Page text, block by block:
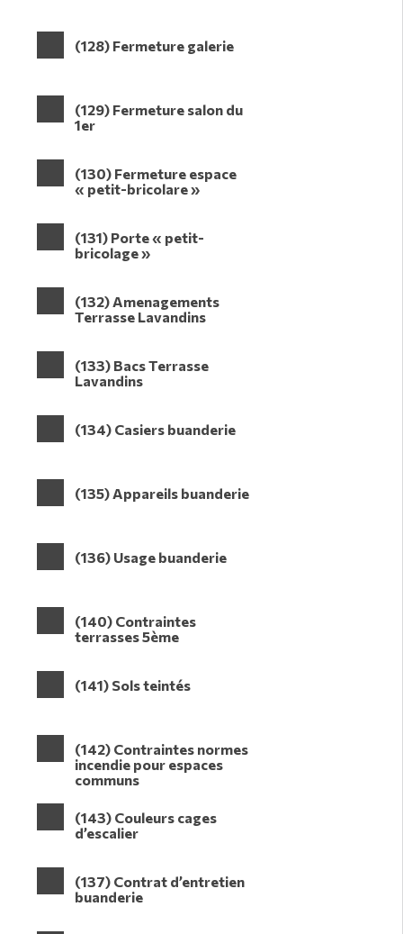
(128) Fermeture galerie
(129) Fermeture salon du
1er
(130) Fermeture espace
« petit-bricolare »
(131) Porte « petit-
bricolage »
(132) Amenagements
Terrasse Lavandins
(133) Bacs Terrasse
Lavandins
(134) Casiers buanderie
(135) Appareils buanderie
(136) Usage buanderie
(140) Contraintes
terrasses 5ème
(141) Sols teintés
(142) Contraintes normes
incendie pour espaces
communs
(143) Couleurs cages
d’escalier
(137) Contrat d’entretien
buanderie